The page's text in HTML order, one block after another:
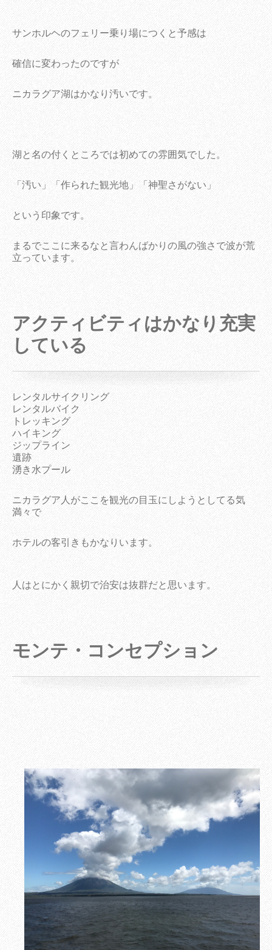
サンホルヘのフェリー乗り場につくと予感は
確信に変わったのですが
ニカラグア湖はかなり汚いです。
湖と名の付くところでは初めての雰囲気でした。
「汚い」「作られた観光地」「神聖さがない」
という印象です。
まるでここに来るなと言わんばかりの風の強さで波が荒
立っています。
アクティビティはかなり充実
している
レンタルサイクリング
レンタルバイク
トレッキング
ハイキング
ジップライン
遺跡
湧き水プール
ニカラグア人がここを観光の目玉にしようとしてる気
満々で
ホテルの客引きもかなりいます。
人はとにかく親切で治安は抜群だと思います。
モンテ・コンセプション